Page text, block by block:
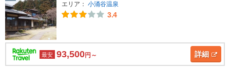
エリア： 小涌谷温泉
3.4
最安 93,500円～ 詳細